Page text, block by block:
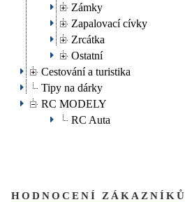
Zámky
Zapalovací cívky
Zrcátka
Ostatní
Cestování a turistika
Tipy na dárky
RC MODELY
RC Auta
HODNOCENÍ ZÁKAZNÍKŮ